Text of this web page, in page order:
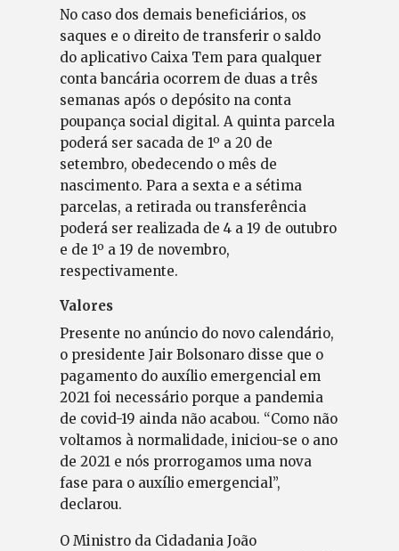
No caso dos demais beneficiários, os
saques e o direito de transferir o saldo
do aplicativo Caixa Tem para qualquer
conta bancária ocorrem de duas a três
semanas após o depósito na conta
poupança social digital. A quinta parcela
poderá ser sacada de 1º a 20 de
setembro, obedecendo o mês de
nascimento. Para a sexta e a sétima
parcelas, a retirada ou transferência
poderá ser realizada de 4 a 19 de outubro
e de 1º a 19 de novembro,
respectivamente.
Valores
Presente no anúncio do novo calendário,
o presidente Jair Bolsonaro disse que o
pagamento do auxílio emergencial em
2021 foi necessário porque a pandemia
de covid-19 ainda não acabou. “Como não
voltamos à normalidade, iniciou-se o ano
de 2021 e nós prorrogamos uma nova
fase para o auxílio emergencial”,
declarou.
O Ministro da Cidadania João